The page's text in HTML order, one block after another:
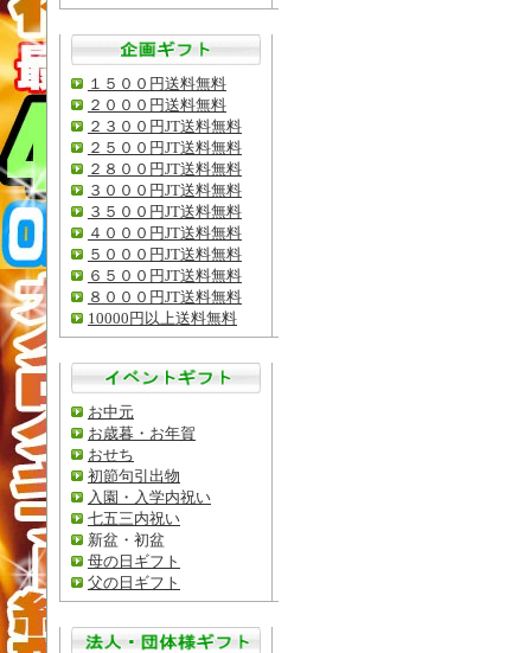
１５００円送料無料
２０００円送料無料
２３００円JT送料無料
２５００円JT送料無料
２８００円JT送料無料
３０００円JT送料無料
３５００円JT送料無料
４０００円JT送料無料
５０００円JT送料無料
６５００円JT送料無料
８０００円JT送料無料
10000円以上送料無料
お中元
お歳暮・お年賀
おせち
初節句引出物
入園・入学内祝い
七五三内祝い
新盆・初盆
母の日ギフト
父の日ギフト